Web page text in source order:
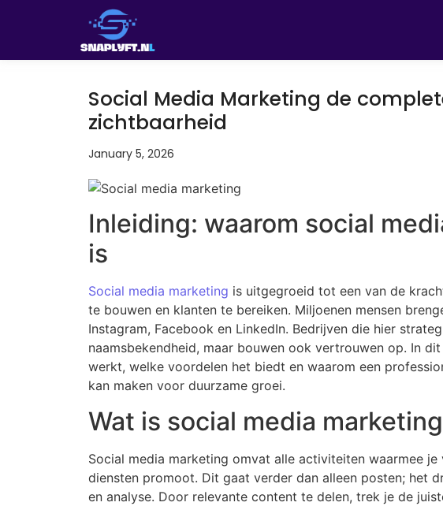
Social Media Marketing de
zichtbaarheid
January 5, 2026
Inleiding: waarom social
is
Social media marketing is uitgegroeid tot een van de
te bouwen en klanten te bereiken. Miljoenen mensen
Instagram, Facebook en LinkedIn. Bedrijven die hier
naamsbekendheid, maar bouwen ook vertrouwen op. In
werkt, welke voordelen het biedt en waarom een
kan maken voor duurzame groei.
Wat is social media
Social media marketing omvat alle activiteiten waarmee
diensten promoot. Dit gaat verder dan alleen posten; het
en analyse. Door relevante content te delen, trek je de